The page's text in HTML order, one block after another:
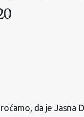
da je Jasna